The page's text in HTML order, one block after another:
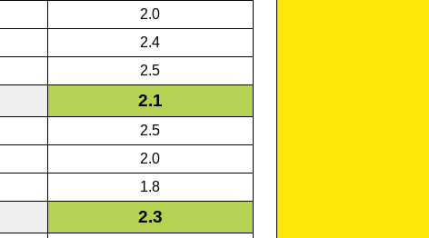
2.0
2.4
2.5
2.1
2.5
2.0
1.8
2.3